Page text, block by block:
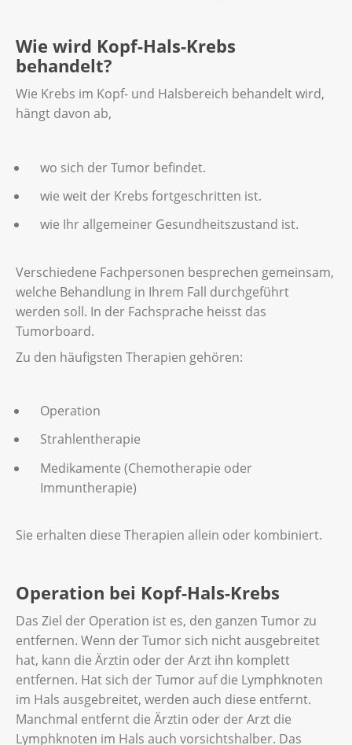
Wie wird Kopf-Hals-Krebs
behandelt?
Wie Krebs im Kopf- und Halsbereich behandelt wird,
hängt davon ab,
wo sich der Tumor befindet.
wie weit der Krebs fortgeschritten ist.
wie Ihr allgemeiner Gesundheitszustand ist.
Verschiedene Fachpersonen besprechen gemeinsam,
welche Behandlung in Ihrem Fall durchgeführt
werden soll. In der Fachsprache heisst das
Tumorboard.
Zu den häufigsten Therapien gehören:
Operation
Strahlentherapie
Medikamente (Chemotherapie oder
Immuntherapie)
Sie erhalten diese Therapien allein oder kombiniert.
Operation bei Kopf-Hals-Krebs
Das Ziel der Operation ist es, den ganzen Tumor zu
entfernen. Wenn der Tumor sich nicht ausgebreitet
hat, kann die Ärztin oder der Arzt ihn komplett
entfernen. Hat sich der Tumor auf die Lymphknoten
im Hals ausgebreitet, werden auch diese entfernt.
Manchmal entfernt die Ärztin oder der Arzt die
Lymphknoten im Hals auch vorsichtshalber. Das